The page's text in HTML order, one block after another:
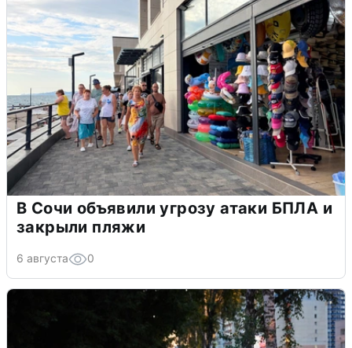
В Сочи объявили угрозу атаки БПЛА и
закрыли пляжи
6 августа 0